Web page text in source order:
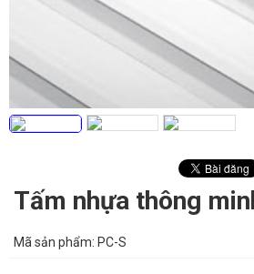
Tấm nhựa thông
Mã sản phẩm: PC-S